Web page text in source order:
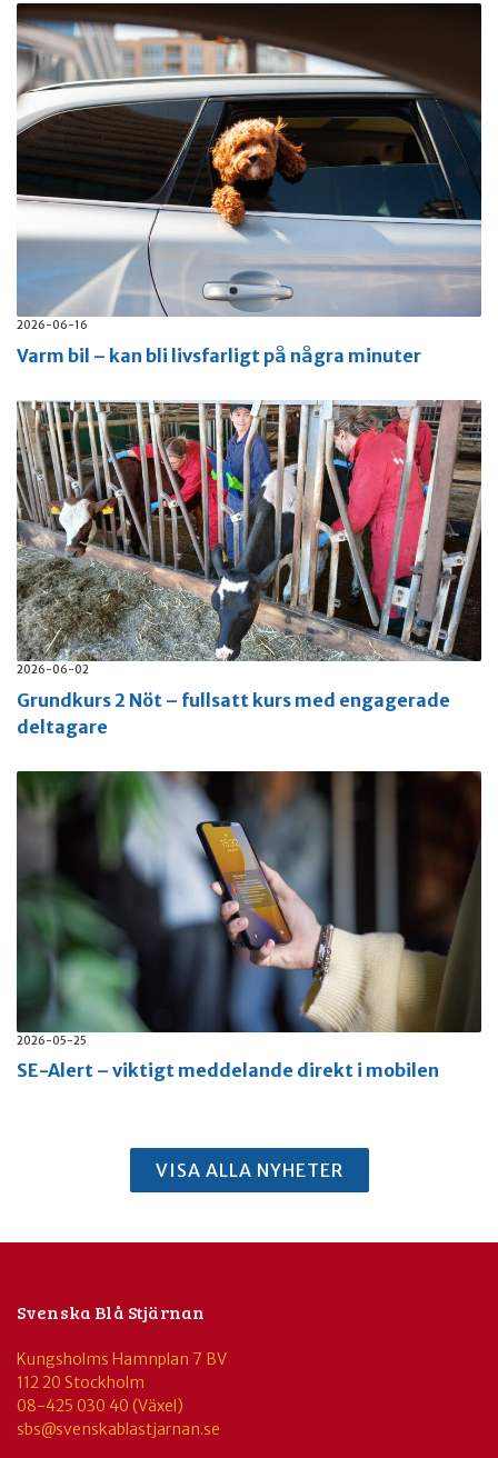
2026-06-16
Varm bil – kan bli livsfarligt på några minuter
2026-06-02
Grundkurs 2 Nöt – fullsatt kurs med engagerade
deltagare
2026-05-25
SE-Alert – viktigt meddelande direkt i mobilen
VISA ALLA NYHETER
Svenska Blå Stjärnan
Kungsholms Hamnplan 7 BV
112 20 Stockholm
08-425 030 40 (Växel)
sbs@svenskablastjarnan.se